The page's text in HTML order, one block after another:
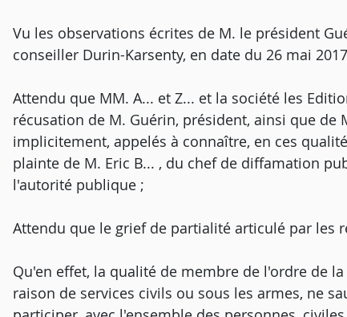
Vu les observations écrites de M. le président
conseiller Durin-Karsenty, en date du 26 mai
Attendu que MM. A... et Z... et la société les
récusation de M. Guérin, président, ainsi que de
implicitement, appelés à connaître, en ces
plainte de M. Eric B... , du chef de diffamation
l'autorité publique ;
Attendu que le grief de partialité articulé par les
Qu'en effet, la qualité de membre de l'ordre de
raison de services civils ou sous les armes, ne